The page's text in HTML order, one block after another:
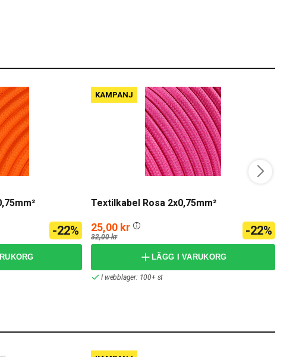
-22%
KAMPANJ
Textilkabel Rosa 2x0,75mm²
25,00 kr
32,00 kr -22%
LÄGG I VARUKORG
I webblager: 100+ st